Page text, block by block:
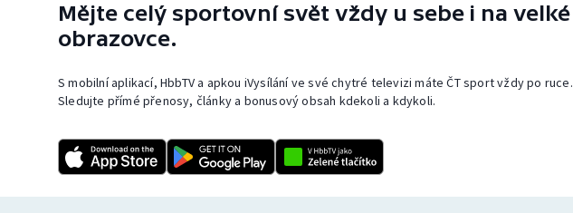
Mějte celý sportovní svět vždy u sebe i na velké
obrazovce.
S mobilní aplikací, HbbTV a apkou iVysílání ve své chytré televizi máte ČT sport vždy po ruce.
Sledujte přímé přenosy, články a bonusový obsah kdekoli a kdykoli.